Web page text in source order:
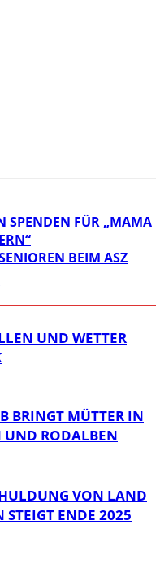
SPENDEN FÜR „MAMA
BEIM ASZ
UND WETTER
BRINGT MÜTTER IN
UND RODALBEN
VON LAND
ENDE 2025